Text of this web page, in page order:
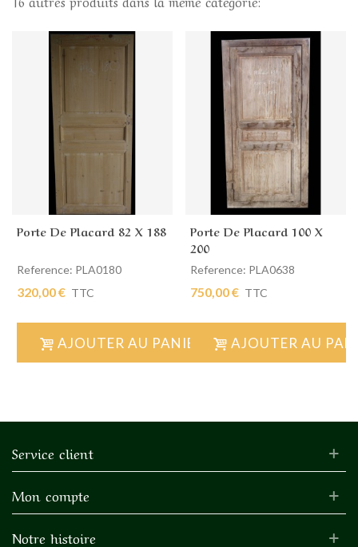
Porte De Placard 82 X 188
Reference: PLA0180
320,00 € TTC
AJOUTER AU PANIER
Porte De Placard 100 X
200
Reference: PLA0638
750,00 € TTC
AJOUTER AU
Service client
Mon compte
Notre histoire